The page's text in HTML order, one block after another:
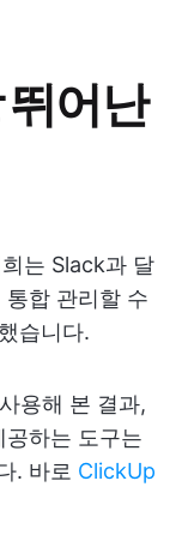
어난
는 Slack과 달
합 관리할 수
습니다.
용해 본 결과,
공하는 도구는
. 바로 ClickUp